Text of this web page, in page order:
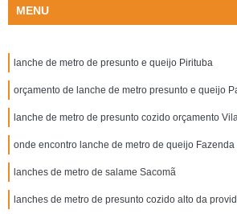
MENU
lanche de metro de presunto e queijo Pirituba
orçamento de lanche de metro presunto e queijo
lanche de metro de presunto cozido orçamento
onde encontro lanche de metro de queijo Fazenda
lanches de metro de salame Sacomã
lanches de metro de presunto cozido alto da